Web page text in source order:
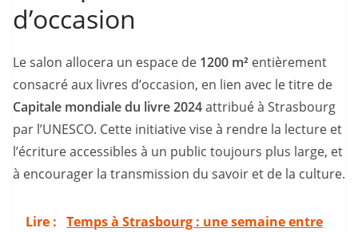
d’occasion
Le salon allocera un espace de 1200 m² entièrement
consacré aux livres d’occasion, en lien avec le titre de
Capitale mondiale du livre 2024attribué à Strasbourg
par l’UNESCO. Cette initiative vise à rendre la lecture et
l’écriture accessibles à un public toujours plus large, et
à encourager la transmission du savoir et de la culture.
Lire : Temps à Strasbourg : une semaine entre